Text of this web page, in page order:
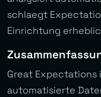
schlaegt
Einrichtung
Great
automatisierte